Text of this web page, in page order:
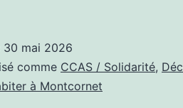
30 mai 2026
comme CCAS / Solidarité,
à Montcornet